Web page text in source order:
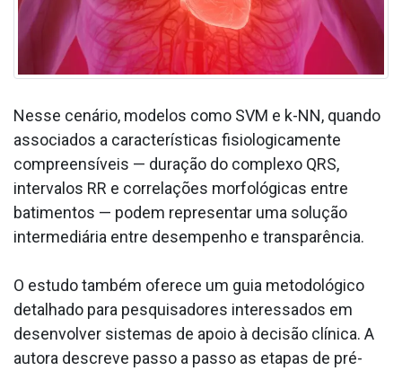
Nesse cenário, modelos como SVM e k-NN, quando
associados a características fisiologicamente
compreensíveis — duração do complexo QRS,
intervalos RR e correlações morfológicas entre
batimentos — podem representar uma solução
intermediária entre desempenho e transparência.
O estudo também oferece um guia metodológico
detalhado para pesquisadores interessados em
desenvolver sistemas de apoio à decisão clínica. A
autora descreve passo a passo as etapas de pré-